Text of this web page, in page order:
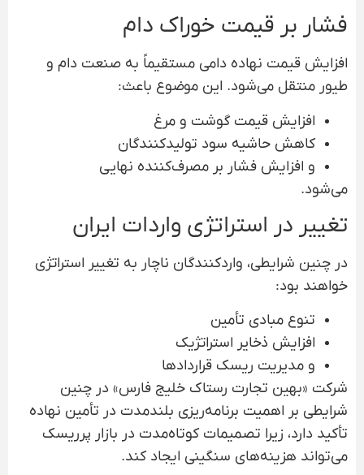
فشار بر قیمت خوراک دام
افزایش قیمت نهاده دامی مستقیماً به صنعت دام و
طیور منتقل می‌شود. این موضوع باعث:
افزایش قیمت گوشت و مرغ
کاهش حاشیه سود تولیدکنندگان
و افزایش فشار بر مصرف‌کننده نهایی
می‌شود.
تغییر در استراتژی واردات ایران
در چنین شرایطی، واردکنندگان ناچار به تغییر استراتژی
خواهند بود:
تنوع مبادی تأمین
افزایش ذخایر استراتژیک
و مدیریت ریسک قراردادها
شرکت «بهین تجارت رستاک خلیج فارس» در چنین
شرایطی بر اهمیت برنامه‌ریزی بلندمدت در تأمین نهاده
تأکید دارد، زیرا تصمیمات کوتاه‌مدت در بازار پرریسک
می‌تواند هزینه‌های سنگینی ایجاد کند.